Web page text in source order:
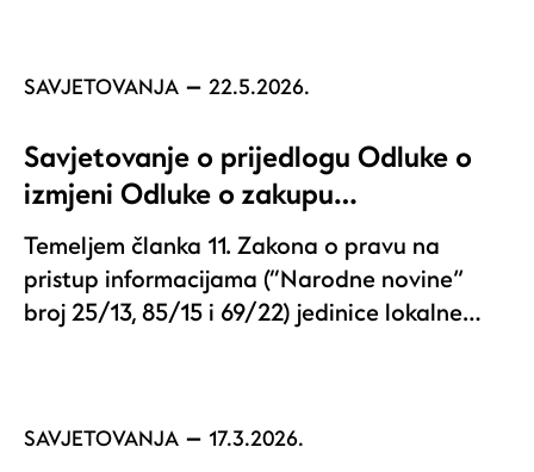
SAVJETOVANJA 22.5.2026.
Savjetovanje o prijedlogu Odluke o
izmjeni Odluke o zakupu…
Temeljem članka 11. Zakona o pravu na
pristup informacijama (“Narodne novine”
broj 25/13, 85/15 i 69/22) jedinice lokalne…
SAVJETOVANJA 17.3.2026.